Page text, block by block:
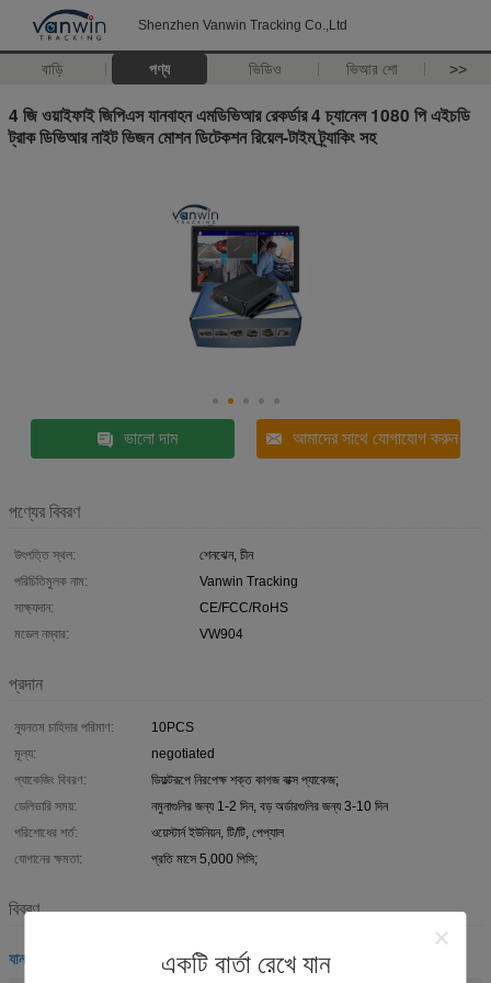
Shenzhen Vanwin Tracking Co.,Ltd
বাড়ি পণ্য ভিডিও ভিআর শো >>
একটি বার্তা রেখে যান
4 জি ওয়াইফাই জিপিএস যানবাহন এমডিভিআর রেকর্ডার 4 চ্যানেল 1080 পি এইচডি
ট্রাক ডিভিআর নাইট ভিজন মোশন ডিটেকশন রিয়েল-টাইম ট্র্যাকিং সহ
ভালো দাম আমাদের সাথে যোগাযোগ করুন
পণ্যের বিবরণ
উৎপত্তি স্থল:
শেনঝেন, চীন
পরিচিতিমুলক নাম:
Vanwin Tracking
সাক্ষ্যদান:
CE/FCC/RoHS
মডেল নম্বার:
VW904
প্রদান
ন্যূনতম চাহিদার পরিমাণ:
10PCS
মূল্য:
negotiated
প্যাকেজিং বিবরণ:
ডিফল্টরূপে নিরপেক্ষ শক্ত কাগজ বাক্স প্যাকেজ;
ডেলিভারি সময়:
নমুনাগুলির জন্য 1-2 দিন, বড় অর্ডারগুলির জন্য 3-10 দিন
পরিশোধের শর্ত:
ওয়েস্টার্ন ইউনিয়ন, টি/টি, পেপ্যাল
যোগানের ক্ষমতা:
প্রতি মাসে 5,000 পিসি;
বিবরণ
যানবাহন ট্র্যাকিং সিস্টেম